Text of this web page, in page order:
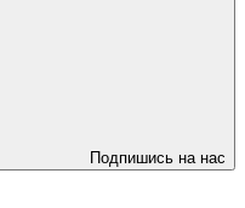
Подпишись на нас